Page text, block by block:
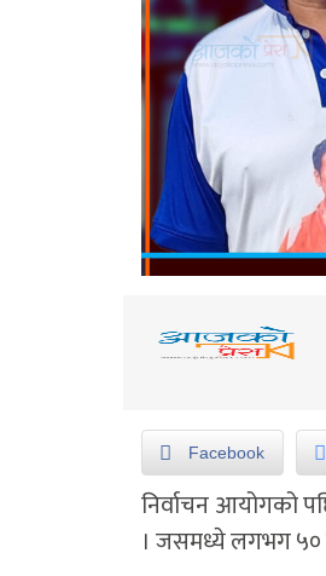
Facebook
निर्वाचन आयोगको
। जसमध्ये लगभग ५०